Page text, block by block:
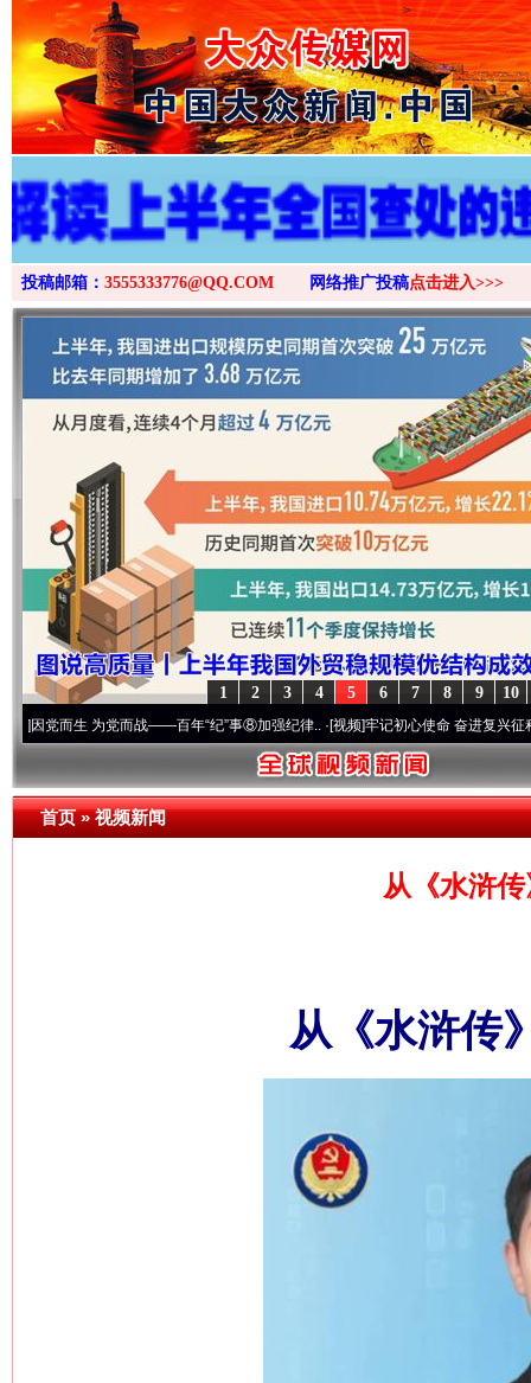
>
投稿邮箱： 3555333776@QQ.COM 网络推广投稿点击进入>>>
10
9
8
7
6
5
4
3
2
1
生 为党而战——百年“纪”事⑧加强纪律..·[视频]牢记初心使命 奋进复兴征程丨“转折之
首页»视频新闻
从《水浒
从《水浒传